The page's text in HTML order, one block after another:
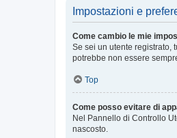
Impostazioni e
Come cambio le mie
Se sei un utente registrato,
potrebbe non essere
Top
Come posso evitare di
Nel Pannello di Controllo
nascosto.